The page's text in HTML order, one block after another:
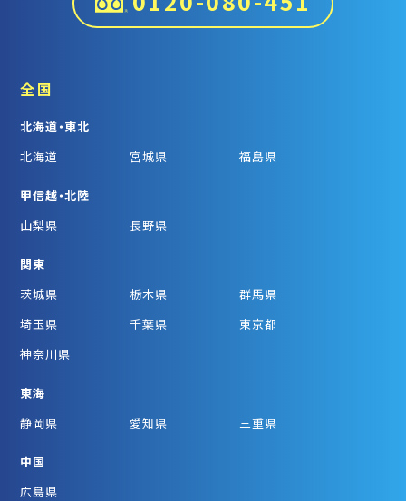
全国
北海道・東北
北海道
宮城県 福島県
甲信越・北陸
山梨県
長野県
関東
茨城県
栃木県
群馬県
埼玉県
千葉県
東京都
神奈川県
東海
静岡県
愛知県 三重県
中国
広島県